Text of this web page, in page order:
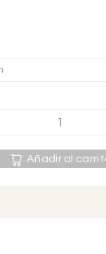
Añadir al